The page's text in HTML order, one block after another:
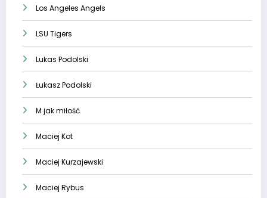
Los Angeles Angels
LSU Tigers
Lukas Podolski
Łukasz Podolski
M jak miłość
Maciej Kot
Maciej Kurzajewski
Maciej Rybus